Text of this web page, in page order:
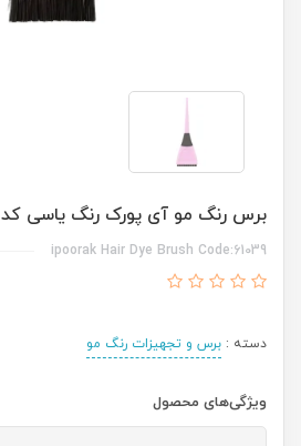
برس رنگ مو آی پورک رنگ یاسی کد 61039
ipoorak Hair Dye Brush Code:61039
دسته : برس و تجهیزات رنگ مو
ویژگی‌های محصول